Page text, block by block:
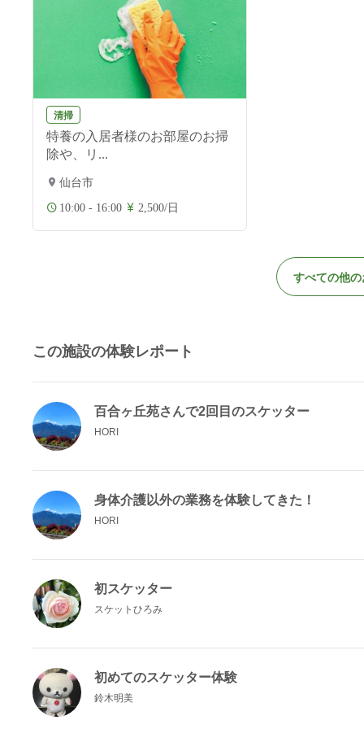
清掃
特養の入居者様のお部屋のお掃
除や、リ...
仙台市
10:00 - 16:00 2,500/日
すべての他
この施設の体験レポート
百合ヶ丘苑さんで2回目のスケッター
HORI
身体介護以外の業務を体験してきた！
HORI
初スケッター
スケットひろみ
初めてのスケッター体験
鈴木明美